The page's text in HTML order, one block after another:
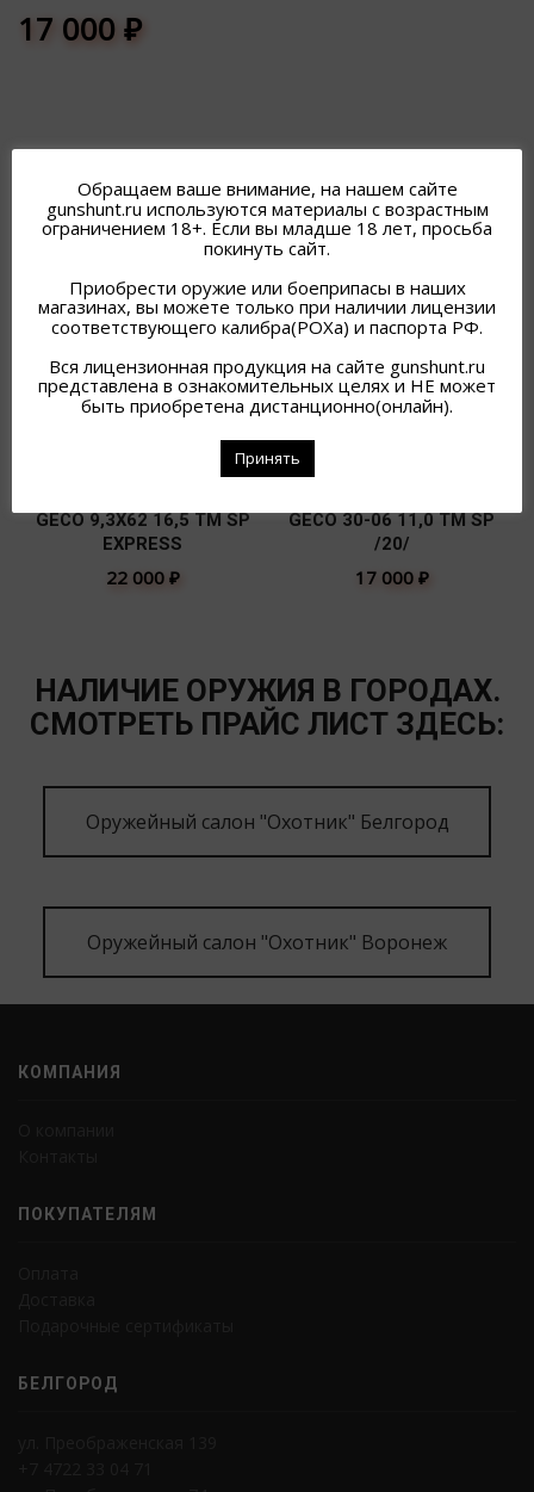
17 000₽
ПОХОЖИЕ ТОВАРЫ
GECO 9,3Х62 16,5 TM SP
EXPRESS
22 000 ₽
GECO 30-06 11,0 TM SP
/20/
17 000 ₽
НАЛИЧИЕ ОРУЖИЯ В ГОРОДАХ.
СМОТРЕТЬ ПРАЙС ЛИСТ ЗДЕСЬ:
Оружейный салон "Охотник" Белгород
Оружейный салон "Охотник" Воронеж
КОМПАНИЯ
ПОКУПАТЕЛЯМ
БЕЛГОРОД
Обращаем ваше внимание, на нашем сайте
gunshunt.ru используются материалы с возрастным
ограничением 18+. Если вы младше 18 лет, просьба
покинуть сайт.
Приобрести оружие или боеприпасы в наших
магазинах, вы можете только при наличии лицензии
соответствующего калибра(РОХа) и паспорта РФ.
Вся лицензионная продукция на сайте gunshunt.ru
представлена в ознакомительных целях и НЕ может
быть приобретена дистанционно(онлайн).
Принять